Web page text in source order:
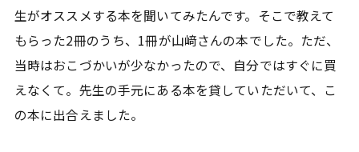
生がオススメする本を聞いてみたんです。そこで教えて
もらった2冊のうち、1冊が山﨑さんの本でした。ただ、
当時はおこづかいが少なかったので、自分ではすぐに買
えなくて。先生の手元にある本を貸していただいて、こ
の本に出合えました。